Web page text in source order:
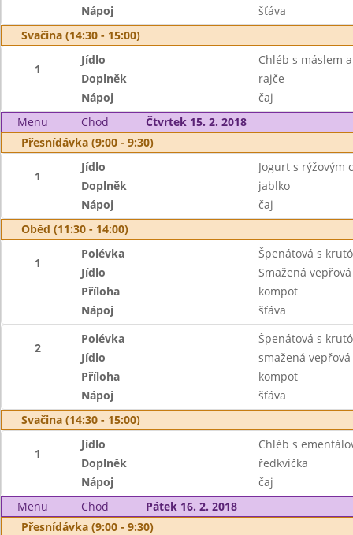
Nápoj
šťáva
Svačina (14:30 - 15:00)
1
Jídlo
Chléb s máslem
Doplněk
rajče
Nápoj
čaj
Menu
Chod
Čtvrtek 15. 2. 2018
Přesnídávka (9:00 - 9:30)
1
Jídlo
Jogurt s rýžovým
Doplněk
jablko
Nápoj
čaj
Oběd (11:30 - 14:00)
1
Polévka
Špenátová s
Jídlo
Smažená
Příloha
kompot
Nápoj
šťáva
2
Polévka
Špenátová s
Jídlo
smažená
Příloha
kompot
Nápoj
šťáva
Svačina (14:30 - 15:00)
1
Jídlo
Chléb s
Doplněk
ředkvička
Nápoj
čaj
Menu
Chod
Pátek 16. 2. 2018
Přesnídávka (9:00 - 9:30)